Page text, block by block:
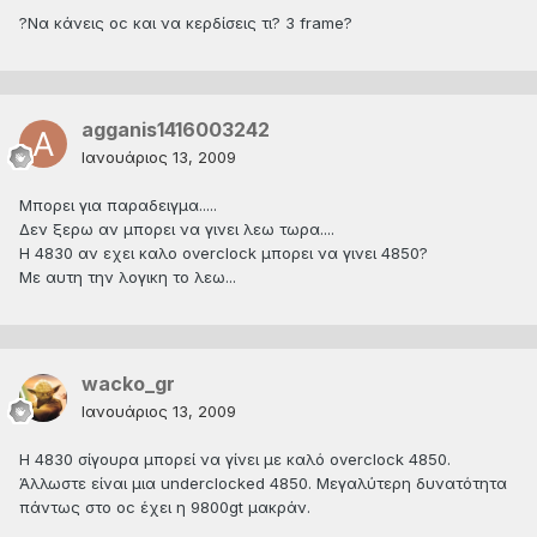
?Να κάνεις oc και να κερδίσεις τι? 3 frame?
agganis1416003242
Ιανουάριος 13, 2009
Μπορει για παραδειγμα.....
Δεν ξερω αν μπορει να γινει λεω τωρα....
Η 4830 αν εχει καλο overclock μπορει να γινει 4850?
Με αυτη την λογικη το λεω...
wacko_gr
Ιανουάριος 13, 2009
Η 4830 σίγουρα μπορεί να γίνει με καλό overclock 4850.
Άλλωστε είναι μια underclocked 4850. Μεγαλύτερη δυνατότητα
πάντως στο oc έχει η 9800gt μακράν.